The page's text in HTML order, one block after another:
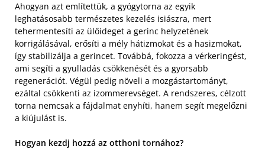
Ahogyan azt említettük, a gyógytorna az egyik
leghatásosabb természetes kezelés isiászra, mert
tehermentesíti az ülőideget a gerinc helyzetének
korrigálásával, erősíti a mély hátizmokat és a hasizmokat,
így stabilizálja a gerincet. Továbbá, fokozza a vérkeringést,
ami segíti a gyulladás csökkenését és a gyorsabb
regenerációt. Végül pedig növeli a mozgástartományt,
ezáltal csökkenti az izommerevséget. A rendszeres, célzott
torna nemcsak a fájdalmat enyhíti, hanem segít megelőzni
a kiújulást is.
Hogyan kezdj hozzá az otthoni tornához?